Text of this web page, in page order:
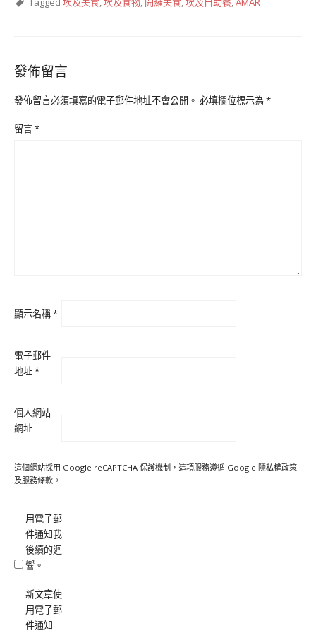
發佈留言
發佈留言必須填寫的電子郵件地址不會公開。 必填欄位標示為*
留言*
顯示名稱*
電子郵件
地址*
個人網站
網址
這個網站採用 Google reCAPTCHA 保護機制，這項服務遵循 Google 隱私權政策
及服務條款 。
用電子郵
件通知我
後續的迴
響。
新文章使
用電子郵
件通知